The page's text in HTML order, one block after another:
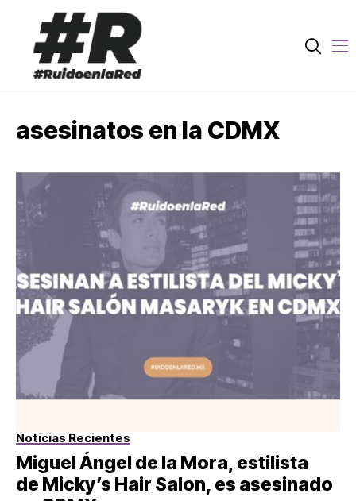
asesinatos en la CDMX
Noticias Recientes
Miguel Ángel de la Mora, estilista
de Micky’s Hair Salon, es asesinado